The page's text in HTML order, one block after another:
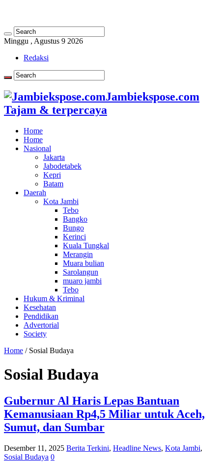
Minggu , Agustus 9 2026
Redaksi
Jambiekspose.com
Tajam & terpercaya
Home
Home
Nasional
Jakarta
Jabodetabek
Kepri
Batam
Daerah
Kota Jambi
Tebo
Bangko
Bungo
Kerinci
Kuala Tungkal
Merangin
Muara bulian
Sarolangun
muaro jambi
Tebo
Hukum & Kriminal
Kesehatan
Pendidikan
Advertorial
Society
Home / Sosial Budaya
Sosial Budaya
Gubernur Al Haris Lepas Bantuan
Kemanusiaan Rp4,5 Miliar untuk Aceh,
Sumut, dan Sumbar
Desember 11, 2025 Berita Terkini, Headline News, Kota Jambi,
Sosial Budaya 0